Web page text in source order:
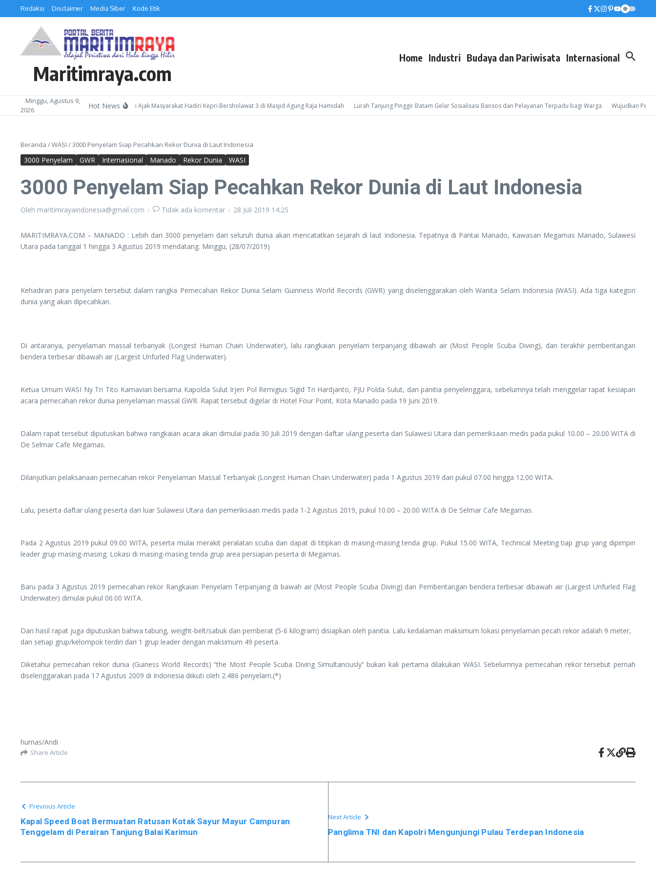
Lewati ke konten
Redaksi Disclaimer Media Siber Kode Etik
Maritimraya.com
Home Industri Budaya dan Pariwisata Internasional
Minggu, Agustus 9,
2026
Hot News
Kepala Kemenag Batam Ajak Masyarakat Hadiri Kepri Bersholawat 3 di Masjid Agung Raja Hamidah Lurah Tanjung Pinggir Batam Gelar Sosialisasi Bansos dan Pelayanan Terpadu bagi Warga Wujudkan
Beranda /WASI /3000 Penyelam Siap Pecahkan Rekor Dunia di Laut Indonesia
3000 Penyelam GWR Internasional Manado Rekor Dunia WASI
3000 Penyelam Siap Pecahkan Rekor Dunia di Laut Indonesia
Oleh maritimrayaindonesia@gmail.com Tidak ada komentar 28 Juli 2019 14:25
MARITIMRAYA.COM – MANADO : Lebih dari 3000 penyelam dari seluruh dunia akan mencatatkan sejarah di laut Indonesia. Tepatnya di Pantai Manado, Kawasan Megamas Manado, Sulawesi
Utara pada tanggal 1 hingga 3 Agustus 2019 mendatang. Minggu, (28/07/2019)
Kehadiran para penyelam tersebut dalam rangka Pemecahan Rekor Dunia Selam Guinness World Records (GWR) yang diselenggarakan oleh Wanita Selam Indonesia (WASI). Ada tiga kategori
dunia yang akan dipecahkan.
Di antaranya, penyelaman massal terbanyak (Longest Human Chain Underwater), lalu rangkaian penyelam terpanjang dibawah air (Most People Scuba Diving), dan terakhir pembentangan
bendera terbesar dibawah air (Largest Unfurled Flag Underwater).
Ketua Umum WASI Ny Tri Tito Karnavian bersama Kapolda Sulut Irjen Pol Remigius Sigid Tri Hardjanto, PJU Polda Sulut, dan panitia penyelenggara, sebelumnya telah menggelar rapat kesiapan
acara pemecahan rekor dunia penyelaman massal GWR. Rapat tersebut digelar di Hotel Four Point, Kota Manado pada 19 Juni 2019.
Dalam rapat tersebut diputuskan bahwa rangkaian acara akan dimulai pada 30 Juli 2019 dengan daftar ulang peserta dari Sulawesi Utara dan pemeriksaan medis pada pukul 10.00 – 20.00 WITA di
De Selmar Cafe Megamas.
Dilanjutkan pelaksanaan pemecahan rekor Penyelaman Massal Terbanyak (Longest Human Chain Underwater) pada 1 Agustus 2019 dari pukul 07.00 hingga 12.00 WITA.
Lalu, peserta daftar ulang peserta dari luar Sulawesi Utara dan pemeriksaan medis pada 1-2 Agustus 2019, pukul 10.00 – 20.00 WITA di De Selmar Cafe Megamas.
Pada 2 Agustus 2019 pukul 09.00 WITA, peserta mulai merakit peralatan scuba dan dapat di titipkan di masing-masing tenda grup. Pukul 15.00 WITA, Technical Meeting tiap grup yang dipimpin
leader grup masing-masing. Lokasi di masing-masing tenda grup area persiapan peserta di Megamas.
Baru pada 3 Agustus 2019 pemecahan rekor Rangkaian Penyelam Terpanjang di bawah air (Most People Scuba Diving) dan Pembentangan bendera terbesar dibawah air (Largest Unfurled Flag
Underwater) dimulai pukul 06.00 WITA.
Dari hasil rapat juga diputuskan bahwa tabung, weight-belt/sabuk dan pemberat (5-6 kilogram) disiapkan oleh panitia. Lalu kedalaman maksimum lokasi penyelaman pecah rekor adalah 9 meter,
dan setiap grup/kelompok terdiri dari 1 grup leader dengan maksimum 49 peserta.
Diketahui pemecahan rekor dunia (Guiness World Records) “the Most People Scuba Diving Simultanously” bukan kali pertama dilakukan WASI. Sebelumnya pemecahan rekor tersebut pernah
diselenggarakan pada 17 Agustus 2009 di Indonesia diikuti oleh 2.486 penyelam.(*)
humas/Andi
Share Article
Previous Article
Kapal Speed Boat Bermuatan Ratusan Kotak Sayur Mayur Campuran
Tenggelam di Perairan Tanjung Balai Karimun
Next Article
Panglima TNI dan Kapolri Mengunjungi Pulau Terdepan Indonesia